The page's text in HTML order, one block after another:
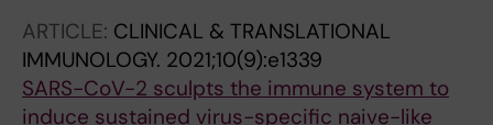
Cerutti A; Gimeno R; Magri G
ARTICLE: CLINICAL & TRANSLATIONAL
IMMUNOLOGY. 2021;10(9):e1339
SARS-CoV-2 sculpts the immune system to
induce sustained virus-specific naive-like